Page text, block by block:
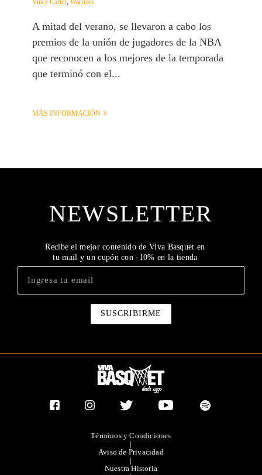
Vince Carter, Warriors
A mitad del verano, se llevaron a cabo los
premios de la unión de jugadores de la NBA
que reconocen a los mejores de la temporada
que terminó con el...
MÁS INFORMACIÓN
NEWSLETTER
Recibe el mejor contenido de Viva Basquet en
tu mail y un cupón con -10% en la tienda
Términos y Condiciones
|
Aviso de Privacidad
|
Nuestra Historia